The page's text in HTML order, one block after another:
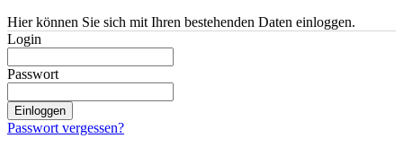
Hier können Sie sich mit Ihren bestehenden Daten einloggen.
Login
Passwort
Einloggen
Passwort vergessen?